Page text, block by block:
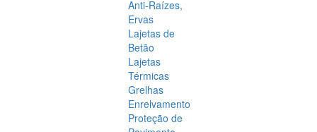
Anti-Raízes,
Ervas
Lajetas de
Betão
Lajetas
Térmicas
Grelhas
Enrelvamento
Proteção de